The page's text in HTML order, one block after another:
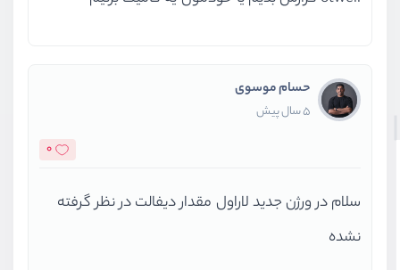
حسام موسوی
5 سال پیش
0
سلام در ورژن جدید لاراول مقدار دیفالت در نظر گرفته
نشده